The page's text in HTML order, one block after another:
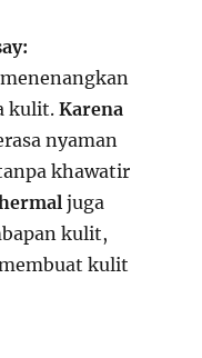
kulit.Karena
nyaman
khawatir
juga
kulit,
kulit